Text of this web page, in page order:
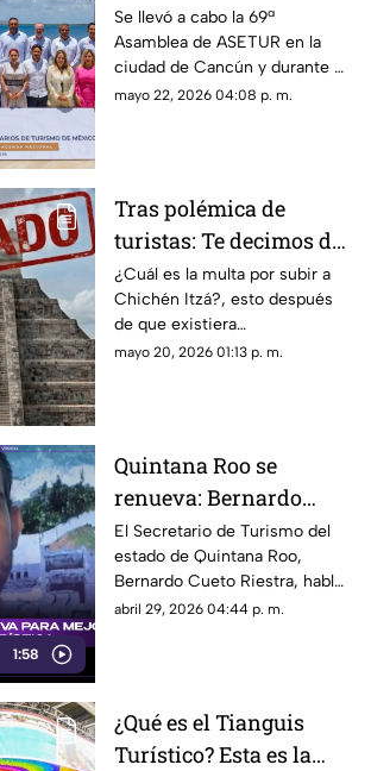
en Cancún y Quintana
Roo reafirma su
liderazgo turístico
Se llevó a cabo la 69ª
Asamblea de ASETUR en la
ciudad de Cancún y durante el
evento, el estado de Quintana
mayo 22, 2026 04:08 p. m.
Tras polémica de
turistas: Te decimos de
cuánto es la multa por
subir a Chichén Itzá
¿Cuál es la multa por subir a
Chichén Itzá?, esto después
de que existiera
"#LadyChichenItza” en redes
mayo 20, 2026 01:13 p. m.
1:58
Quintana Roo se
renueva: Bernardo
Cueto habla sobre
proyectos en el estado
para 2026
El Secretario de Turismo del
estado de Quintana Roo,
Bernardo Cueto Riestra, habló
sobre los proyectos en el
abril 29, 2026 04:44 p. m.
¿Qué es el Tianguis
Turístico? Esta es la